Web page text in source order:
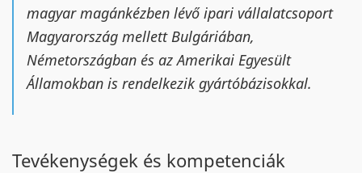
magyar magánkézben lévő ipari vállalatcsoport
Magyarország mellett Bulgáriában,
Németországban és az Amerikai Egyesült
Államokban is rendelkezik gyártóbázisokkal.
Tevékenységek és kompetenciák